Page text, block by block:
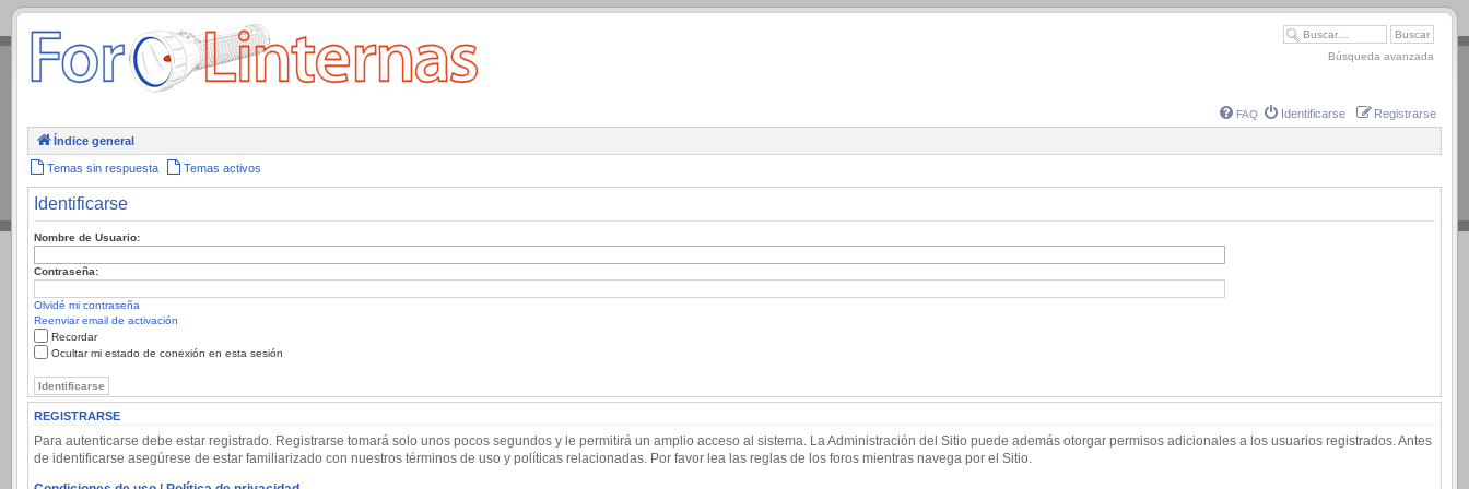
.
Búsqueda avanzada
FAQ Identificarse Registrarse
Índice general
Temas sin respuesta Temas activos
Identificarse
Nombre de Usuario:
Contraseña:
Olvidé mi contraseña
Reenviar email de activación
Recordar
Ocultar mi estado de conexión en esta sesión
REGISTRARSE
Para autenticarse debe estar registrado. Registrarse tomará solo unos pocos segundos y le permitirá un amplio acceso al sistema. La Administración del Sitio puede además otorgar permisos adicionales a los usuarios registrados. Antes
de identificarse asegúrese de estar familiarizado con nuestros términos de uso y políticas relacionadas. Por favor lea las reglas de los foros mientras navega por el Sitio.